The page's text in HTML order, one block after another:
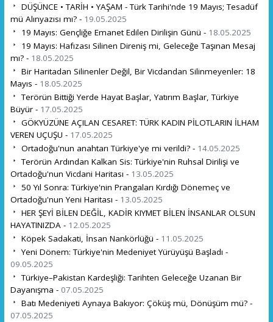
DÜŞÜNCE • TARİH • YAŞAM - Türk Tarihi'nde 19 Mayıs; Tesadüf
mü Alınyazısı mı? - 19.05.2025
19 Mayıs: Gençliğe Emanet Edilen Dirilişin Günü - 18.05.2025
19 Mayıs: Hafızası Silinen Direniş mi, Geleceğe Taşınan Mesaj
mı? - 18.05.2025
Bir Haritadan Silinenler Değil, Bir Vicdandan Silinmeyenler: 18
Mayıs - 18.05.2025
Terörün Bittiği Yerde Hayat Başlar, Yatırım Başlar, Türkiye
Büyür - 17.05.2025
GÖKYÜZÜNE AÇILAN CESARET: TÜRK KADIN PİLOTLARIN İLHAM
VEREN UÇUŞU - 17.05.2025
Ortadoğu'nun anahtarı Türkiye'ye mi verildi? - 14.05.2025
Terörün Ardından Kalkan Sis: Türkiye'nin Ruhsal Dirilişi ve
Ortadoğu'nun Vicdani Haritası - 13.05.2025
50 Yıl Sonra: Türkiye'nin Prangaları Kırdığı Dönemeç ve
Ortadoğu'nun Yeni Haritası - 13.05.2025
HER ŞEYİ BİLEN DEĞİL, KADİR KIYMET BİLEN İNSANLAR OLSUN
HAYATINIZDA - 12.05.2025
Köpek Sadakati, İnsan Nankörlüğü - 11.05.2025
Yeni Dönem: Türkiye'nin Medeniyet Yürüyüşü Başladı -
09.05.2025
Türkiye–Pakistan Kardeşliği: Tarihten Geleceğe Uzanan Bir
Dayanışma - 07.05.2025
Batı Medeniyeti Aynaya Bakıyor: Çöküş mü, Dönüşüm mü? -
07.05.2025